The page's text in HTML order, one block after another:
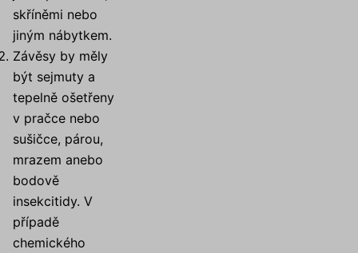
skříněmi nebo
jiným nábytkem.
Závěsy by měly
být sejmuty a
tepelně ošetřeny
v pračce nebo
sušičce, párou,
mrazem anebo
bodově
insekcitidy. V
případě
chemického